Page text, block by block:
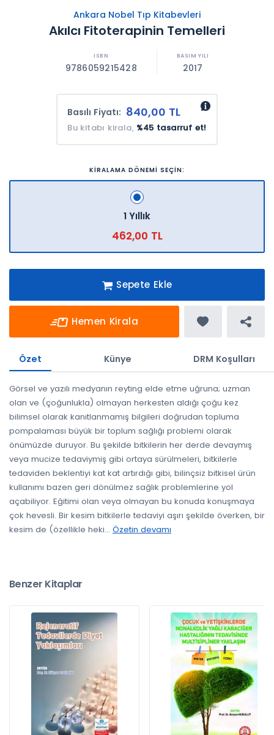
Ankara Nobel Tıp Kitabevleri
Akılcı Fitoterapinin Temelleri
9786059215428 2017
Basılı Fiyatı: 840,00 TL
Bu kitabı kirala, %45 tasarruf et!
KİRALAMA DÖNEMİ SEÇİN:
1 Yıllık
462,00 TL
Sepete Ekle
Hemen Kirala
Özet Künye DRM Koşulları
Görsel ve yazılı medyanın reyting elde etme uğruna; uzman
olan ve (çoğunlukla) olmayan herkesten aldığı çoğu kez
bilimsel olarak kanıtlanmamış bilgileri doğrudan topluma
pompalaması büyük bir toplum sağlığı problemi olarak
önümüzde duruyor. Bu şekilde bitkilerin her derde devaymış
veya mucize tedaviymiş gibi ortaya sürülmeleri, bitkilerle
tedaviden beklentiyi kat kat artırdığı gibi, bilinçsiz bitkisel ürün
kullanımı bazen geri dönülmez sağlık problemlerine yol
açabiliyor. Eğitimi olan veya olmayan bu konuda konuşmaya
çok hevesli. Bir kesim bitkilerle tedaviyi aşırı şekilde överken, bir
kesim de (özellikle heki... Özetin devamı
Benzer Kitaplar